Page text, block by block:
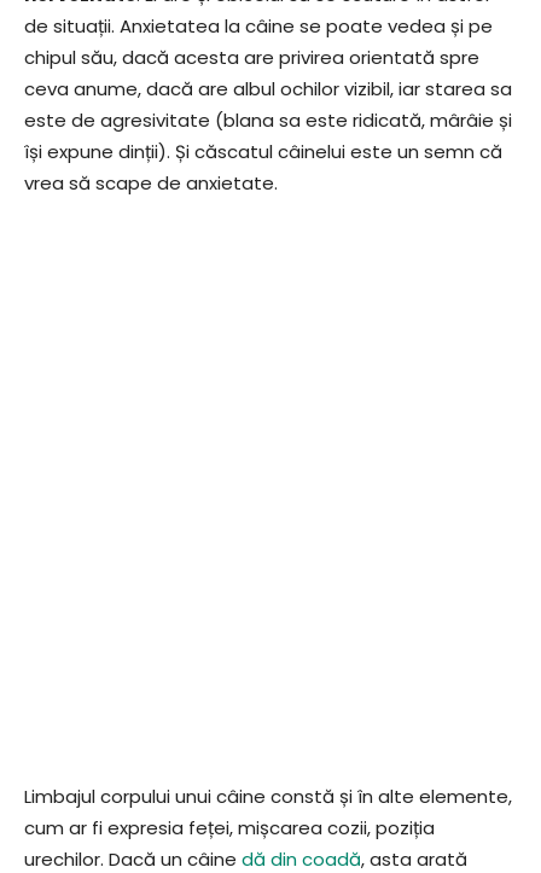
de situații. Anxietatea la câine se poate vedea și pe
chipul său, dacă acesta are privirea orientată spre
ceva anume, dacă are albul ochilor vizibil, iar starea sa
este de agresivitate (blana sa este ridicată, mârâie și
își expune dinții). Și căscatul câinelui este un semn că
vrea să scape de anxietate.
Limbajul corpului unui câine constă și în alte elemente,
cum ar fi expresia feței, mișcarea cozii, poziția
urechilor. Dacă un câine dă din coadă, asta arată